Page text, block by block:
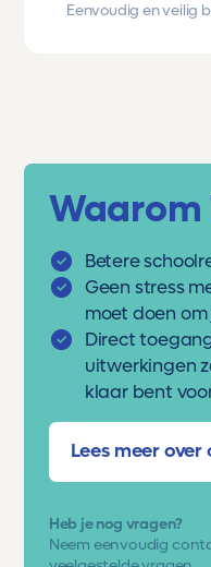
Eenvoudig en veilig
Waarom
Betere
Geen stress
moet doen
Direct
uitwerkingen
klaar bent
Lees meer
Heb je nog vragen?
Neem eenvoudig